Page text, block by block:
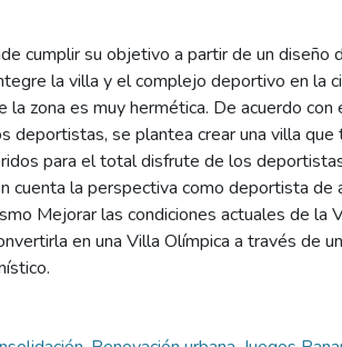
cumplir su objetivo a partir de un diseño
la villa y el complejo deportivo en la
la zona es muy hermética. De acuerdo con
deportistas, se plantea crear una villa
para el total disfrute de los
cuenta la perspectiva como deportista de
Mejorar las condiciones actuales de la
en una Villa Olímpica a través de